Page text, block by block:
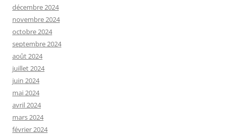
décembre 2024
novembre 2024
octobre 2024
septembre 2024
août 2024
juillet 2024
juin 2024
mai 2024
avril 2024
mars 2024
février 2024